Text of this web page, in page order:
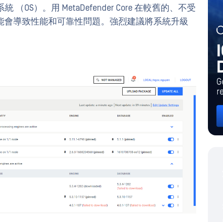
（OS）。用 MetaDefender Core 在較舊的、不受
導致性能和可靠性問題。強烈建議將系統升級